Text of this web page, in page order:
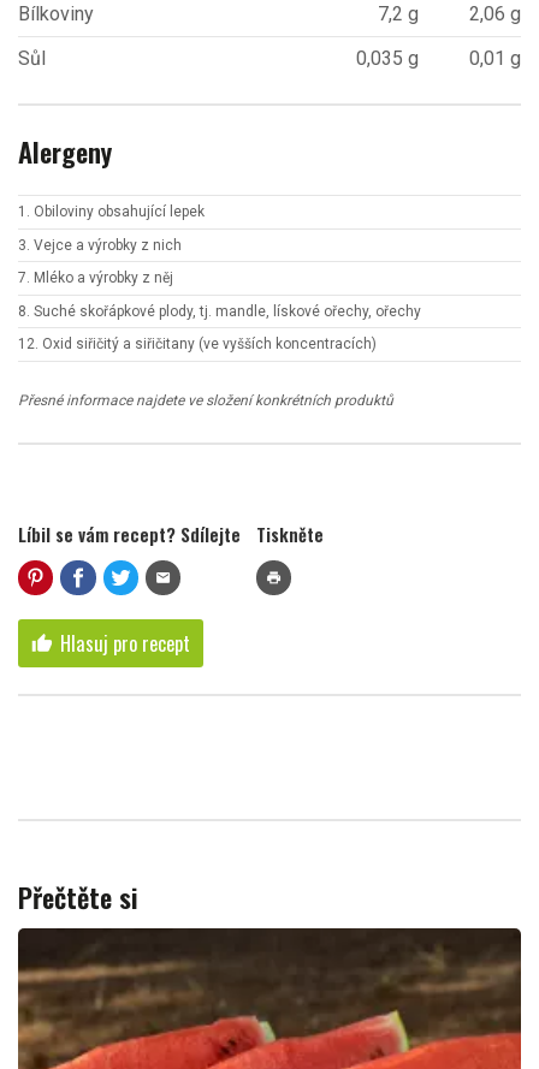
Bílkoviny 7,2 g
2,06 g
Sůl
0,035 g 0,01 g
Alergeny
1. Obiloviny obsahující lepek
3. Vejce a výrobky z nich
7. Mléko a výrobky z něj
8. Suché skořápkové plody, tj. mandle, lískové ořechy, ořechy
12. Oxid siřičitý a siřičitany (ve vyšších koncentracích)
Přesné informace najdete ve složení konkrétních produktů
Líbil se vám recept? Sdílejte
mail
Tiskněte
print
thumb_up Hlasuj pro recept
Přečtěte si